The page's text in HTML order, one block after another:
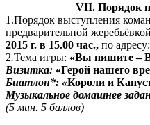
VII. Порядок
1.Порядок выступления
предварительной
2015 г. в 15.00 час., по
2.Тема игры: «Вы пишите –
Визитка: «Герой нашего
Биатлон*: «Короли и
Музыкальное домашнее
(5 мин. 5 баллов)